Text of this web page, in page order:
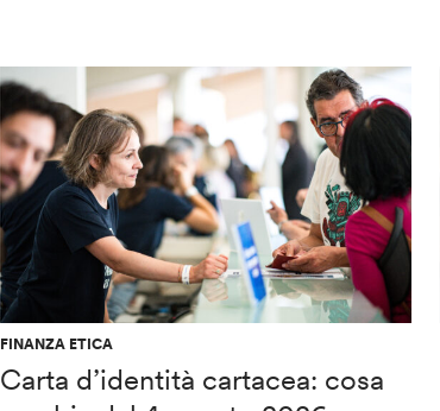
FINANZA ETICA
Carta d’identità cartacea: cosa